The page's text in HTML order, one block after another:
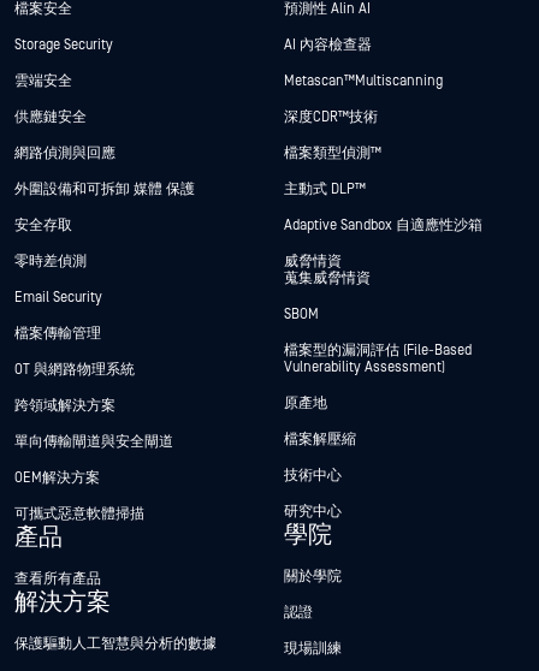
檔案安全
Storage Security
雲端安全
供應鏈安全
網路偵測與回應
外圍設備和可拆卸 媒體 保護
安全存取
零時差偵測
Email Security
檔案傳輸管理
OT 與網路物理系統
跨領域解決方案
單向傳輸閘道與安全閘道
OEM解決方案
可攜式惡意軟體掃描
產品
查看所有產品
解決方案
保護驅動人工智慧與分析的數據
預測性 Alin AI
AI 內容檢查器
Metascan™ Multiscanning
深度CDR™技術
檔案類型偵測™
主動式 DLP™
Adaptive Sandbox 自適應性沙箱
威脅情資
蒐集威脅情資
SBOM
檔案型的漏洞評估 (File-Based
Vulnerability Assessment)
原產地
檔案解壓縮
技術中心
研究中心
學院
關於學院
認證
現場訓練